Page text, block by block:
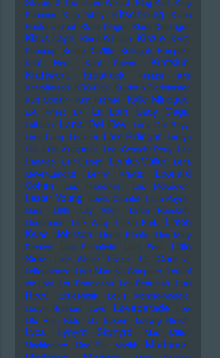
Princess
KIng Tubby KItschKrieg
Klaas
Heufer-Umlauf Klaus Dinger Klaus Doldinger
Klaus Lage Klaus Schulze Klez.e KMD
Kneecap Koefte DeVille Kollegah Kompakt
Kool Herc
Kool Savas Kraftklub
Kraftwerk Krautrock Kreator
Kris
Kristofferson KRS-One Kruder & Dorfmeister
Kurt Cobain
Kurt Krömer Kylie Minogue
L.A. Priest L7 La Lom Lady Gaga
Laibach Lana Del Rey
Lana Del Reyy
Lang Lang Lankum Lars Eidinger Lauryn
Hill Led Zeppelin Lee "Scratch" Perry Lee
Ranaldo
Leif Garrett Lemke/Müller
Lena
Meyer-Landrut
Lenny Kravitz
Leonard
Cohen
Les Impremes Les McKeown
Lester Young Lewis Capaldi Liam Payne
Liars
Lilith Lily Allen
Linda Ronstadt
Lindemann
Link Wray Linkin Park
Linton
Kwesi Johnson
Lionel Richie
Lisa Mary
Presley
Lisa Stansfield Little Feat
Little
Simz
Little Walter Lizzo LL Cool J
Lollapalooza Look Mum No Computer Lord of
the Lost Lou Donaldson Lou Pearlman Lou
Reed
Loudermilk
Louis Moholo-Moholo
Louvin Brothers
Love Loveparade
Low
Life Rich Kids
LTJ Bukem Ludwig Hirsch
Lyca Lynyrd Skynyrd
Mac Miller
Macklemore
Mad Sin Madlib
Madness